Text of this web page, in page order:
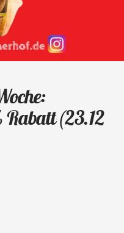
Rabatt (23.12